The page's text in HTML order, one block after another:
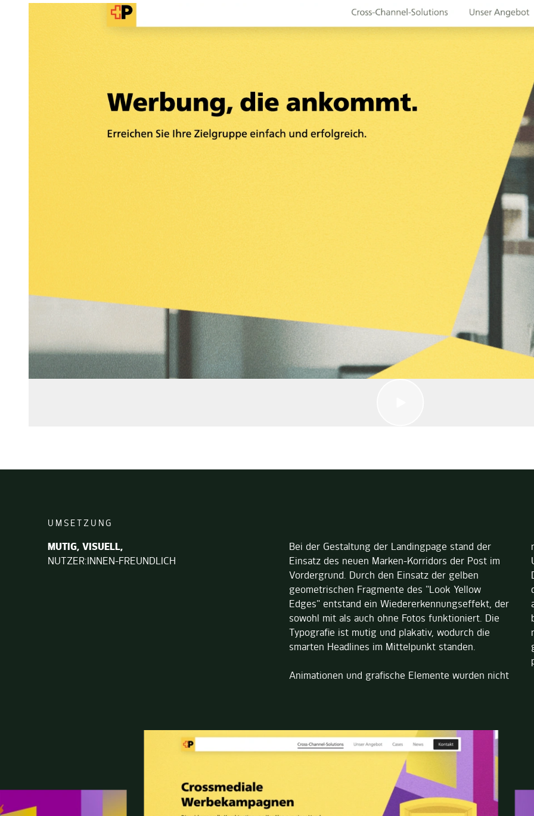
UMSETZUNG
MUTIG, VISUELL,
NUTZER:INNEN-FREUNDLICH
Bei der Gestaltung der Landingpage stand der
Einsatz des neuen Marken-Korridors der Post im
Vordergrund. Durch den Einsatz der gelben
geometrischen Fragmente des "Look Yellow
Edges" entstand ein Wiedererkennungseffekt, der
sowohl mit als auch ohne Fotos funktioniert. Die
Typografie ist mutig und plakativ, wodurch die
smarten Headlines im Mittelpunkt standen.
Animationen und grafische Elemente wurden nicht